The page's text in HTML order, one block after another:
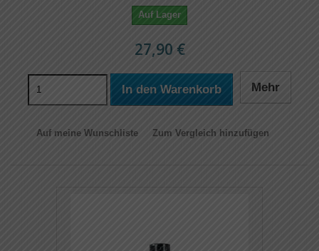
Auf Lager
27,90 €
In den Warenkorb Mehr
Auf meine Wunschliste Zum Vergleich hinzufügen